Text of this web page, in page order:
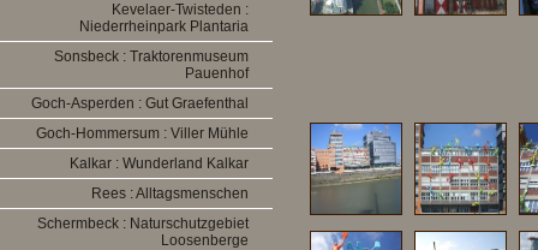
Kevelaer-Twisteden :
Niederrheinpark Plantaria
Sonsbeck : Traktorenmuseum
Pauenhof
Goch-Asperden : Gut Graefenthal
Goch-Hommersum : Viller Mühle
Kalkar : Wunderland Kalkar
Rees : Alltagsmenschen
Schermbeck : Naturschutzgebiet
Loosenberge